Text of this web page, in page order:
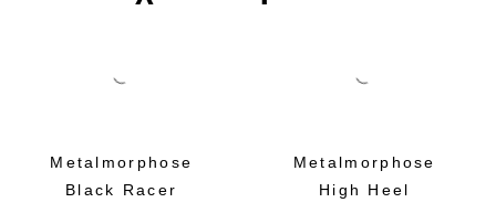
Metalmorphose
Black Racer
Metalmorphose
High Heel